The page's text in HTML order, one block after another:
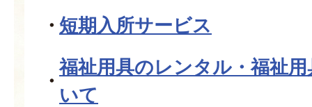
短期入所サービス
福祉用具のレンタル・福祉
いて